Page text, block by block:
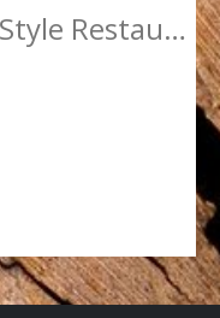
Porte Cochère Style Restauration - 20 Rue De L\'Odéon - PARIS 6